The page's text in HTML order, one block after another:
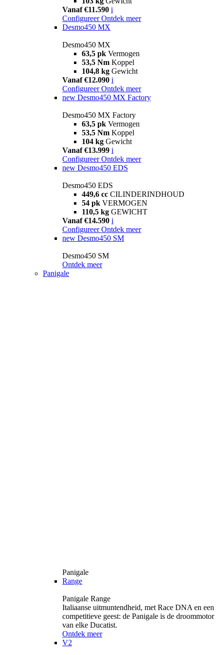
Vanaf €11.590 i
Configureer Ontdek meer
Desmo450 MX
Desmo450 MX
63,5 pk Vermogen
53,5 Nm Koppel
104,8 kg Gewicht
Vanaf €12.090 i
Configureer Ontdek meer
new Desmo450 MX Factory
Desmo450 MX Factory
63,5 pk Vermogen
53,5 Nm Koppel
104 kg Gewicht
Vanaf €13.999 i
Configureer Ontdek meer
new Desmo450 EDS
Desmo450 EDS
449,6 cc CILINDERINDHOUD
54 pk VERMOGEN
110,5 kg GEWICHT
Vanaf €14.590 i
Configureer Ontdek meer
new Desmo450 SM
Desmo450 SM
Ontdek meer
Panigale
Panigale
Range
Panigale Range
Italiaanse uitmuntendheid, met Race DNA en een
competitieve geest: de Panigale is de droommotor
van elke Ducatist.
Ontdek meer
V2